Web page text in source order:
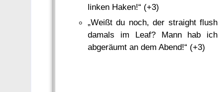
linken Haken!“ (+3)
„Weißt du noch, der straight flush
damals im Leaf? Mann hab ich
abgeräumt an dem Abend!“ (+3)